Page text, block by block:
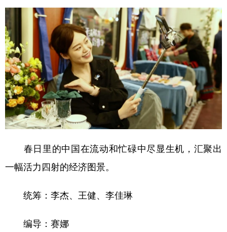
春日里的中国在流动和忙碌中尽显生机，汇聚出
一幅活力四射的经济图景。
统筹：李杰、王健、李佳琳
编导：赛娜